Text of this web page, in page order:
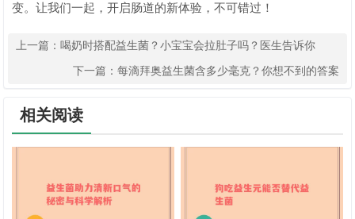
变。让我们一起，开启肠道的新体验，不可错过！
上一篇：喝奶时搭配益生菌？小宝宝会拉肚子吗？医生告诉你
下一篇： 每滴拜奥益生菌含多少毫克？你想不到的答案
相关阅读